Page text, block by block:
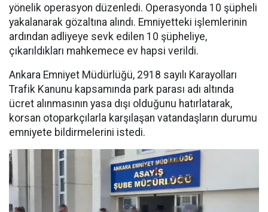
yönelik operasyon düzenledi. Operasyonda 10 şüpheli
yakalanarak gözaltına alındı. Emniyetteki işlemlerinin
ardından adliyeye sevk edilen 10 şüpheliye,
çıkarıldıkları mahkemece ev hapsi verildi.
Ankara Emniyet Müdürlüğü, 2918 sayılı Karayolları
Trafik Kanunu kapsamında park parası adı altında
ücret alınmasının yasa dışı olduğunu hatırlatarak,
korsan otoparkçılarla karşılaşan vatandaşların durumu
emniyete bildirmelerini istedi.